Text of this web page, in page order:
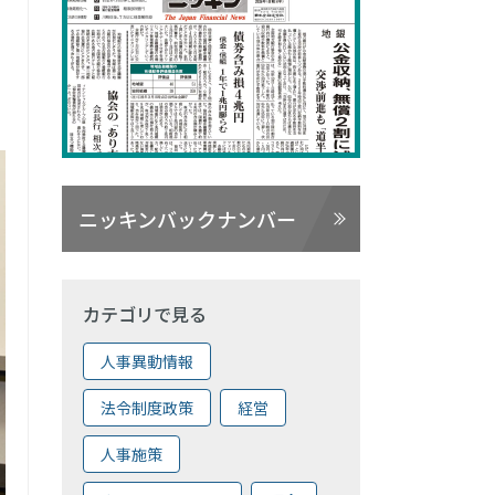
ニッキンバックナンバー
カテゴリで見る
人事異動情報
法令制度政策 経営
人事施策